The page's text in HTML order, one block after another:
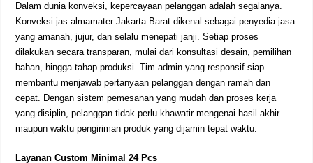
Dalam dunia konveksi, kepercayaan pelanggan adalah segalanya.
Konveksi jas almamater Jakarta Barat dikenal sebagai penyedia jasa
yang amanah, jujur, dan selalu menepati janji. Setiap proses
dilakukan secara transparan, mulai dari konsultasi desain, pemilihan
bahan, hingga tahap produksi. Tim admin yang responsif siap
membantu menjawab pertanyaan pelanggan dengan ramah dan
cepat. Dengan sistem pemesanan yang mudah dan proses kerja
yang disiplin, pelanggan tidak perlu khawatir mengenai hasil akhir
maupun waktu pengiriman produk yang dijamin tepat waktu.
Layanan Custom Minimal 24 Pcs